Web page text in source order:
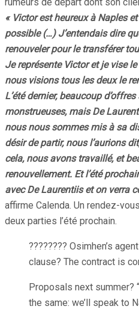
« Victor est heureux à Naples
possible (…) J’entendais dire
renouveler pour le transférer
Je représente Victor et je vise
nous visions tous les deux le
L’été dernier, beaucoup
monstrueuses, mais De
nous nous sommes mis à sa
désir de partir, nous l’aurions
cela, nous avons travaillé, et
renouvellement. Et l’été
avec De Laurentiis et on verra
affirme Calenda. Un rendez-
deux parties l’été prochain.
???????? Osimhen’s
clause? The contract is
Proposals next summer?
the same: we’ll speak to